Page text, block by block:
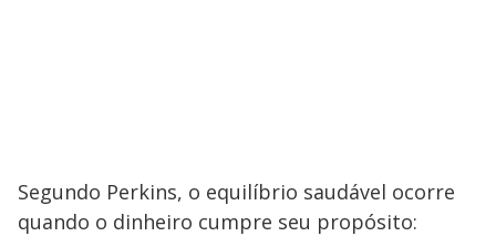
Segundo Perkins, o equilíbrio saudável ocorre
quando o dinheiro cumpre seu propósito: